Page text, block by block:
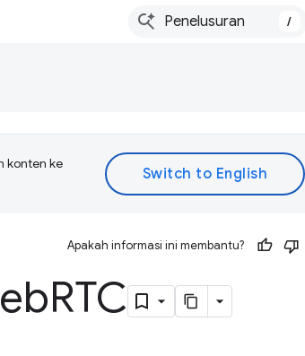
/
konten ke
Apakah informasi ini membantu?
RTC